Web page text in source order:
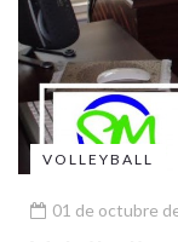
VOLLEYBALL
01 de octubre